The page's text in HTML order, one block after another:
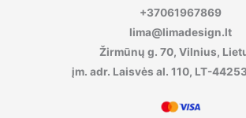
+37061967869
lima@limadesign.lt
Žirmūnų g. 70, Vilnius,
įm. adr. Laisvės al. 110, LT-